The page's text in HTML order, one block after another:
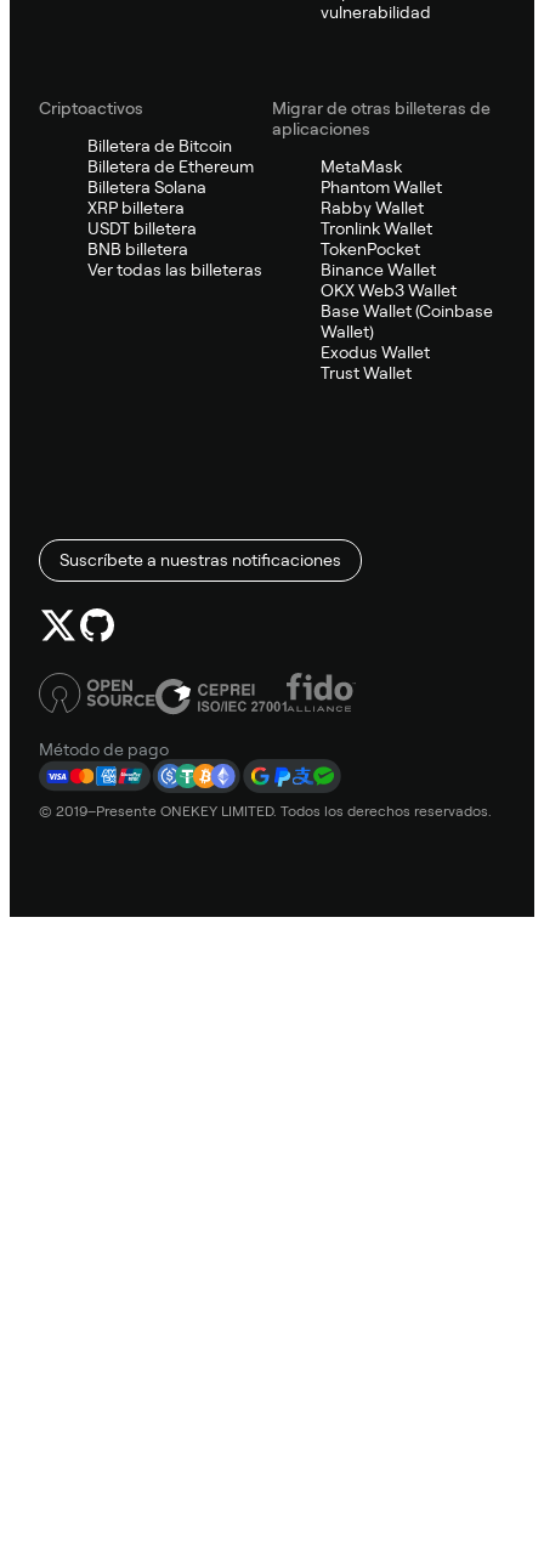
vulnerabilidad
Criptoactivos
Billetera de Bitcoin
Billetera de Ethereum
Billetera Solana
XRP billetera
USDT billetera
BNB billetera
Ver todas las billeteras
Migrar de otras billeteras de
aplicaciones
MetaMask
Phantom Wallet
Rabby Wallet
Tronlink Wallet
TokenPocket
Binance Wallet
OKX Web3 Wallet
Base Wallet (Coinbase
Wallet)
Exodus Wallet
Trust Wallet
Suscríbete a nuestras notificaciones
Método de pago
© 2019–Presente ONEKEY LIMITED. Todos los derechos reservados.